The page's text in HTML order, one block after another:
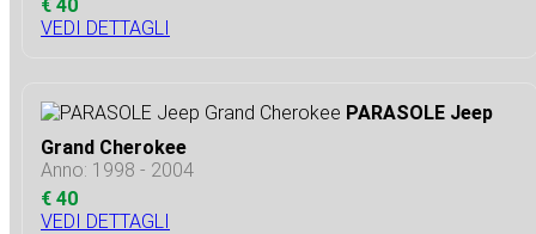
€ 40
VEDI DETTAGLI
PARASOLE Jeep
Grand Cherokee
Anno: 1998 - 2004
€ 40
VEDI DETTAGLI